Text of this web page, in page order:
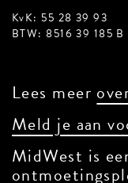
KvK: 55 28 39 93
BTW: 8516 39 185 B
Lees meer
Meld je aan
MidWest is